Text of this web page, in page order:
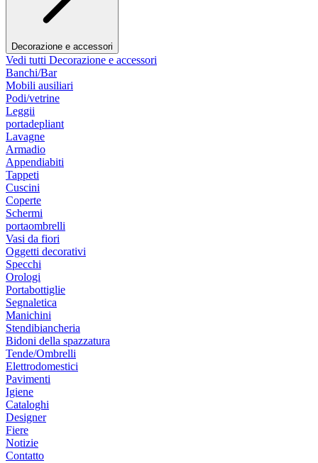
Decorazione e accessori
Vedi tutti Decorazione e accessori
Banchi/Bar
Mobili ausiliari
Podi/vetrine
Leggii
portadepliant
Lavagne
Armadio
Appendiabiti
Tappeti
Cuscini
Coperte
Schermi
portaombrelli
Vasi da fiori
Oggetti decorativi
Specchi
Orologi
Portabottiglie
Segnaletica
Manichini
Stendibiancheria
Bidoni della spazzatura
Tende/Ombrelli
Elettrodomestici
Pavimenti
Igiene
Cataloghi
Designer
Fiere
Notizie
Contatto